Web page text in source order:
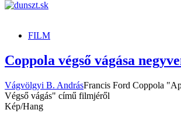
FILM
Coppola végső vágása
Vágvölgyi B. AndrásFrancis Ford Coppola
Végső vágás" című filmjéről
Kép/Hang